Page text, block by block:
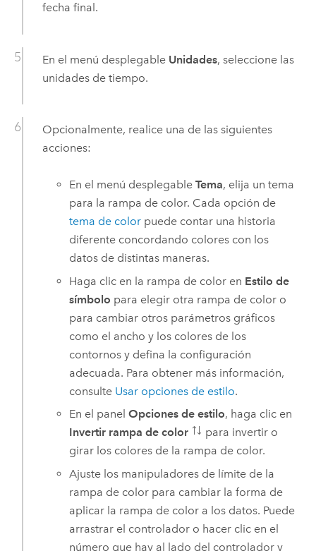
fecha final.
En el menú desplegable Unidades, seleccione las
unidades de tiempo.
Opcionalmente, realice una de las siguientes
acciones:
En el menú desplegableTema, elija un tema
para la rampa de color. Cada opción de
tema de color puede contar una historia
diferente concordando colores con los
datos de distintas maneras.
Haga clic en la rampa de color en Estilo de
símbolo para elegir otra rampa de color o
para cambiar otros parámetros gráficos
como el ancho y los colores de los
contornos y defina la configuración
adecuada. Para obtener más información,
consulte Usar opciones de estilo.
En el panelOpciones de estilo, haga clic en
Invertir rampa de color
para invertir o
girar los colores de la rampa de color.
Ajuste los manipuladores de límite de la
rampa de color para cambiar la forma de
aplicar la rampa de color a los datos. Puede
arrastrar el controlador o hacer clic en el
número que hay al lado del controlador y